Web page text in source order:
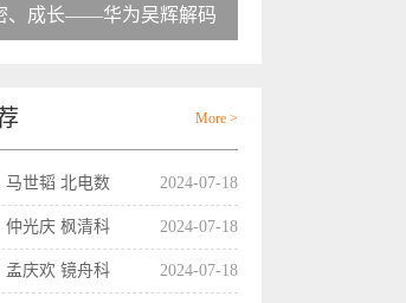
、成长——华为吴辉解码
More >
马世韬 北电数 2024-07-18
仲光庆 枫清科 2024-07-18
孟庆欢 镜舟科 2024-07-18